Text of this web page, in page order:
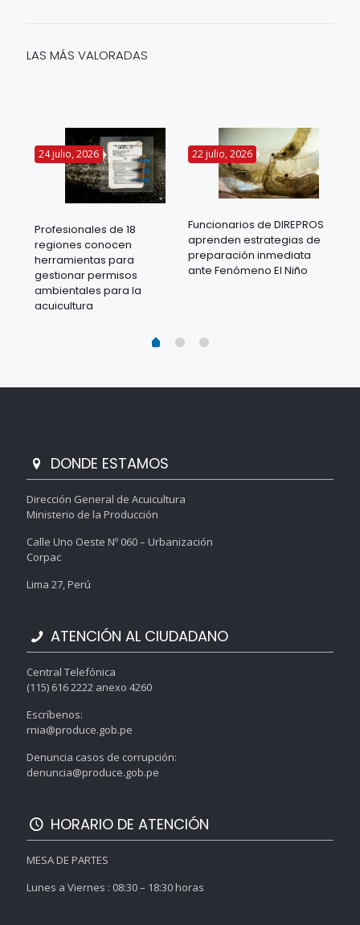
LAS MÁS VALORADAS
24 julio, 2026
Profesionales de 18
regiones conocen
herramientas para
gestionar permisos
ambientales para la
acuicultura
22 julio, 2026
Funcionarios de DIREPROS
aprenden estrategias de
preparación inmediata
ante Fenómeno El Niño
DONDE ESTAMOS
Dirección General de Acuicultura
Ministerio de la Producción
Calle Uno Oeste Nº 060 – Urbanización
Corpac
Lima 27, Perú
ATENCIÓN AL CIUDADANO
Central Telefónica
(115) 616 2222 anexo 4260
Escríbenos:
rnia@produce.gob.pe
Denuncia casos de corrupción:
denuncia@produce.gob.pe
HORARIO DE ATENCIÓN
MESA DE PARTES
Lunes a Viernes : 08:30 – 18:30 horas